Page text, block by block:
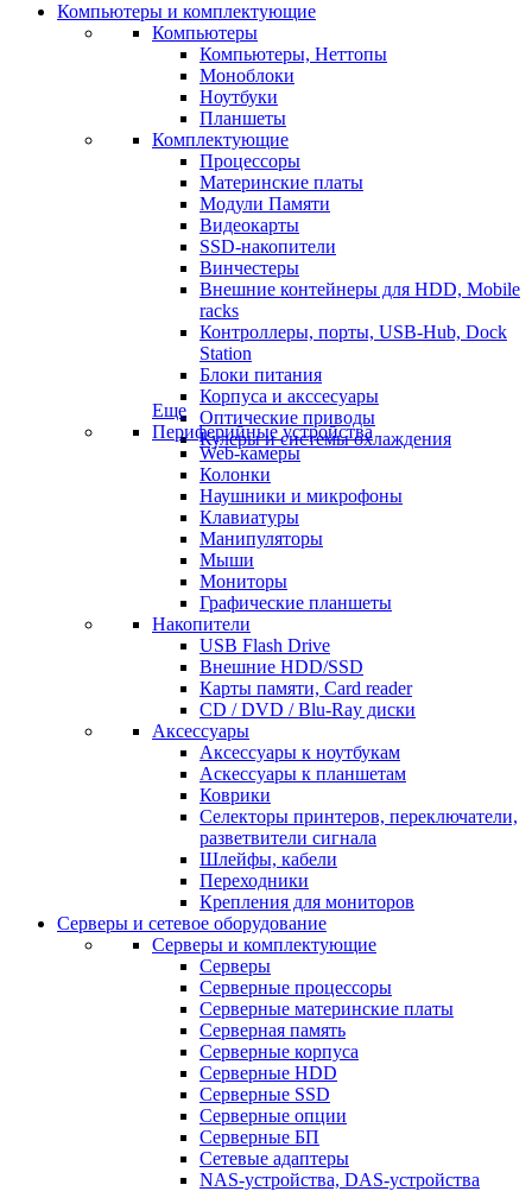
Компьютеры и комплектующие
Компьютеры
Компьютеры, Неттопы
Моноблоки
Ноутбуки
Планшеты
Комплектующие
Процессоры
Материнские платы
Модули Памяти
Видеокарты
SSD-накопители
Винчестеры
Внешние контейнеры для HDD, Mobile
racks
Контроллеры, порты, USB-Hub, Dock
Station
Блоки питания
Корпуса и акссесуары
Оптические приводы
Кулеры и системы охлаждения
Еще
Периферийные устройства
Web-камеры
Колонки
Наушники и микрофоны
Клавиатуры
Манипуляторы
Мыши
Мониторы
Графические планшеты
Накопители
USB Flash Drive
Внешние HDD/SSD
Карты памяти, Card reader
CD / DVD / Blu-Ray диски
Аксессуары
Аксессуары к ноутбукам
Аскессуары к планшетам
Коврики
Селекторы принтеров, переключатели,
разветвители сигнала
Шлейфы, кабели
Переходники
Крепления для мониторов
Серверы и сетевое оборудование
Серверы и комплектующие
Серверы
Серверные процессоры
Серверные материнские платы
Серверная память
Серверные корпуса
Серверные HDD
Серверные SSD
Серверные опции
Серверные БП
Сетевые адаптеры
NAS-устройства, DAS-устройства